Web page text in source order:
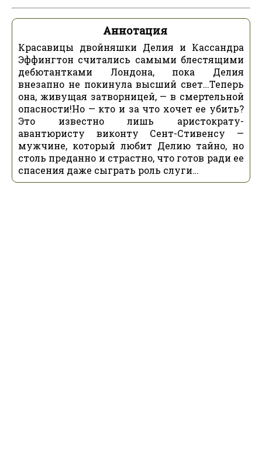
Аннотация
Красавицы двойняшки Делия и Кассандра
Эффингтон считались самыми блестящими
дебютантками Лондона, пока Делия
внезапно не покинула высший свет…Теперь
она, живущая затворницей, — в смертельной
опасности!Но — кто и за что хочет ее убить?
Это известно лишь аристократу-
авантюристу виконту Сент-Стивенсу —
мужчине, который любит Делию тайно, но
столь преданно и страстно, что готов ради ее
спасения даже сыграть роль слуги…